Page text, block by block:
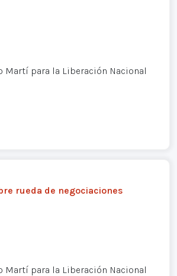
Martí para la Liberación Nacional
rueda de negociaciones
Martí para la Liberación Nacional